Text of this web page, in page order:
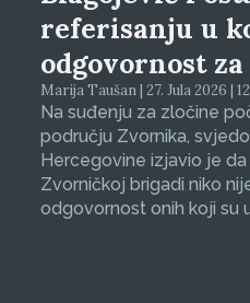
referisanju u
odgovornost
Marija Taušan | 27. Jula 2026 |
Na suđenju za zločine
području Zvornika,
Hercegovine izjavio je
Zvorničkoj brigadi niko
odgovornost onih koji su